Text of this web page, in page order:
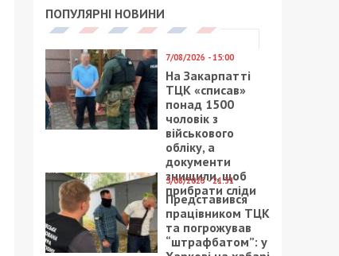
ПОПУЛЯРНІ НОВИНИ
7/08/2026 - 15:00
На Закарпатті
ТЦК «списав»
понад 1500
чоловік з
військового
обліку, а
документи
знищили, щоб
прибрати сліди
5/08/2026 - 21:31
Представився
працівником ТЦК
та погрожував
“штрафбатом”: у